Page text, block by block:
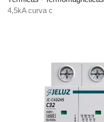
4,5kA curva c